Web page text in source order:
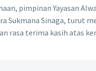
pimpinan Yayasan
Sukmana Sinaga, turut
rasa terima kasih atas